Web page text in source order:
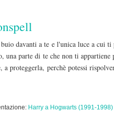
davanti a te e l'unica luce a cui
parte di te che non ti appartiene
proteggerla, perchè potessi
Harry a Hogwarts (1991-1998)